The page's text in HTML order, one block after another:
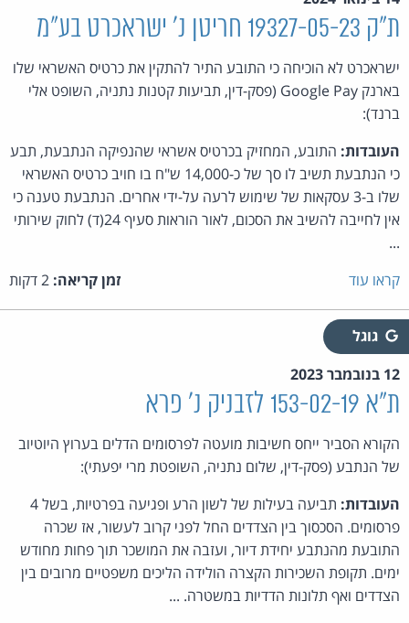
ת"ק 19327-05-23 חריטן נ' ישראכרט בע"מ
ישראכרט לא הוכיחה כי התובע התיר להתקין את כרטיס האשראי שלו
בארנק Google Pay (פסק-דין, תביעות קטנות נתניה, השופט אלי
ברנד):
העובדות: התובע, המחזיק בכרטיס אשראי שהנפיקה הנתבעת, תבע
כי הנתבעת תשיב לו סך של כ-14,000 ש"ח בו חויב כרטיס האשראי
שלו ב-3 עסקאות של שימוש לרעה על-ידי אחרים. הנתבעת טענה כי
אין לחייבה להשיב את הסכום, לאור הוראות סעיף 24(ד) לחוק שירותי
...
קראו עוד
זמן קריאה:
גוגל
12 בנובמבר 2023
ת"א 153-02-19 לזבניק נ' פרא
הקורא הסביר ייחס חשיבות מועטה לפרסומים הדלים בערוץ היוטיוב
של הנתבע (פסק-דין, שלום נתניה, השופטת מרי יפעתי):
העובדות:
תביעה בעילות של לשון הרע ופגיעה בפרטיות, בשל 4
פרסומים. הסכסוך בין הצדדים החל לפני קרוב לעשור, אז שכרה
התובעת מהנתבע יחידת דיור, ועזבה את המושכר תוך פחות מחודש
ימים. תקופת השכירות הקצרה הולידה הליכים משפטיים מרובים בין
הצדדים ואף תלונות הדדיות במשטרה. ...